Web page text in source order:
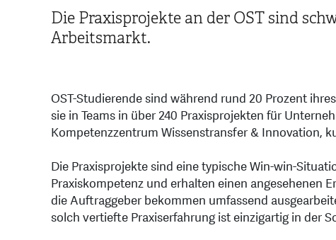
Die Praxisprojekte an der OST sind
Arbeitsmarkt.
OST-Studierende sind während rund 20 Prozent
sie in Teams in über 240 Praxisprojekten für
Kompetenzzentrum Wissenstransfer & Innovation,
Die Praxisprojekte sind eine typische Win-win-
Praxiskompetenz und erhalten einen angesehenen
die Auftraggeber bekommen umfassend
solch vertiefte Praxiserfahrung ist einzigartig in der